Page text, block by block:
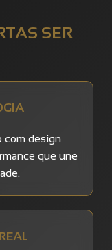
SER
com design
que une